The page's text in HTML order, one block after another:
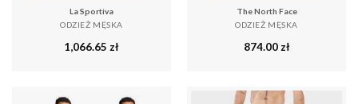
La Sportiva
ODZIEŻ MĘSKA
1,066.65 zł
The North Face
ODZIEŻ MĘSKA
874.00 zł